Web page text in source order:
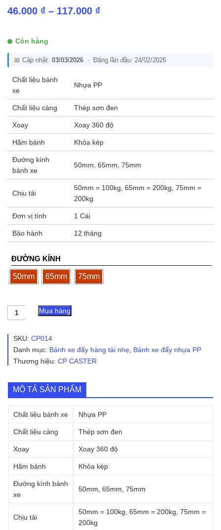
46.000 ₫ – 117.000 ₫Khoảng
đến
Còn hàng
📅 Cập nhật: 03/03/2026 · Đăng lần đầu: 24/02/2026
Chất liệu bánh
xe
Nhựa PP
Chất liệu càng Thép sơn đen
Xoay Xoay 360 độ
Hãm bánh Khóa kép
Đường kính
bánh xe
50mm, 65mm, 75mm
Chịu tải
50mm = 100kg, 65mm = 200kg, 75mm =
200kg
Đơn vị tính 1 Cái
Bảo hành 12 tháng
ĐƯỜNG KÍNH
50mm 65mm 75mm
Bánh
xe
nhựa
CP014
2in,
khóa
kép
lượng
Mua hàng
SKU: CP014
Danh mục: Bánh xe đẩy hàng tải nhẹ, Bánh xe đẩy nhựa PP
Thương hiệu: CP CASTER
MÔ TẢ SẢN PHẨM
Chất liệu bánh xe Nhựa PP
Chất liệu càng Thép sơn đen
Xoay Xoay 360 độ
Hãm bánh Khóa kép
Đường kính bánh
xe
50mm, 65mm, 75mm
Chịu tải
50mm = 100kg, 65mm = 200kg, 75mm =
200kg